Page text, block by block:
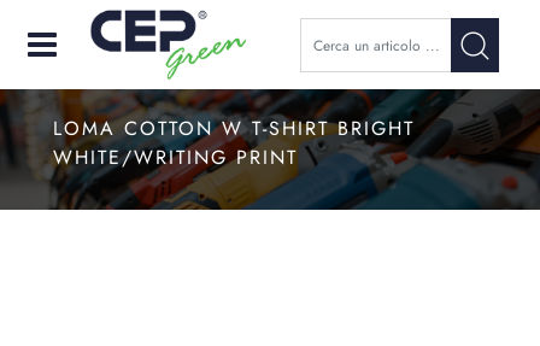
Open
LOMA COTTON W T-SHIRT BRIGHT
WHITE/WRITING PRINT